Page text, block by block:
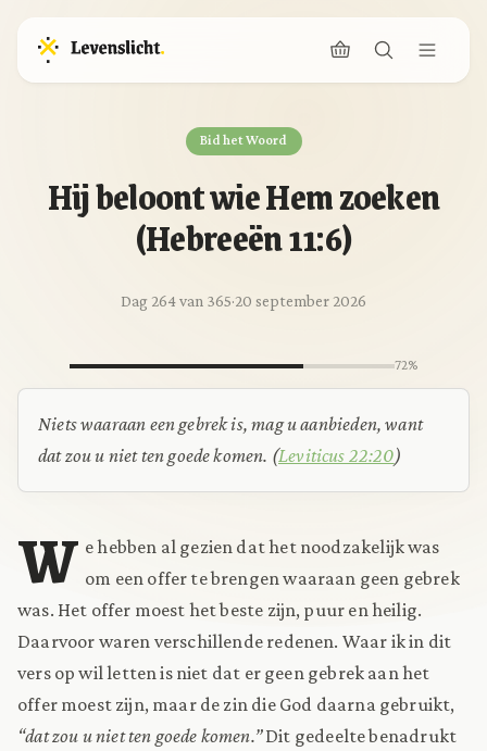
Bid het Woord
Hij beloont wie Hem zoeken
(Hebreeën 11:6)
Dag 264 van 365·20 september 2026
72%
Niets waaraan een gebrek is, mag u aanbieden, want
dat zou u niet ten goede komen. (Leviticus 22:20)
W e hebben al gezien dat het noodzakelijk was
om een offer te brengen waaraan geen gebrek
was. Het offer moest het beste zijn, puur en heilig.
Daarvoor waren verschillende redenen. Waar ik in dit
vers op wil letten is niet dat er geen gebrek aan het
offer moest zijn, maar de zin die God daarna gebruikt,
“dat zou u niet ten goede komen.”Dit gedeelte benadrukt